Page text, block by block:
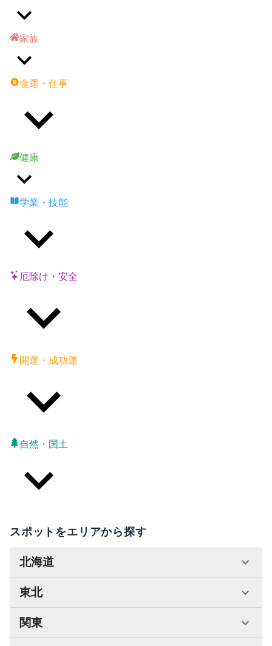
家族
金運・仕事
健康
学業・技能
厄除け・安全
開運・成功運
自然・国土
スポットをエリアから探す
北海道
東北
関東